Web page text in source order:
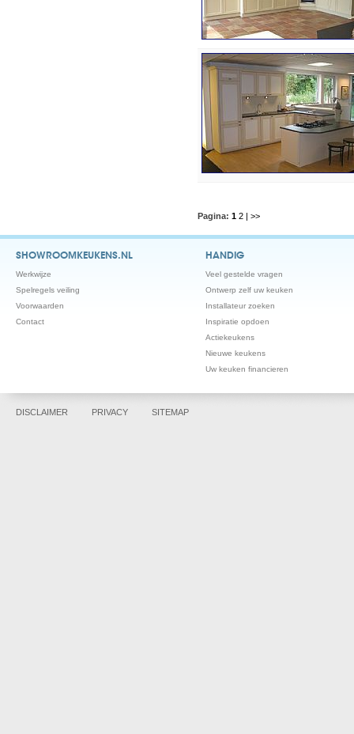
Pagina: 1 2 | >>
SHOWROOMKEUKENS.NL
Werkwijze
Spelregels veiling
Voorwaarden
Contact
HANDIG
Veel gestelde vragen
Ontwerp zelf uw keuken
Installateur zoeken
Inspiratie opdoen
Actiekeukens
Nieuwe keukens
Uw keuken financieren
DISCLAIMER PRIVACY SITEMAP